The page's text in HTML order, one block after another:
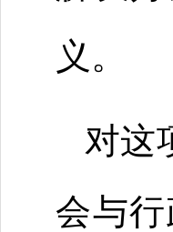
义。
对这
会与